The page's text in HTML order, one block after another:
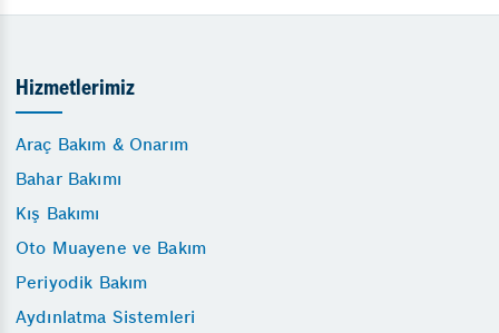
Hizmetlerimiz
Araç Bakım & Onarım
Bahar Bakımı
Kış Bakımı
Oto Muayene ve Bakım
Periyodik Bakım
Aydınlatma Sistemleri